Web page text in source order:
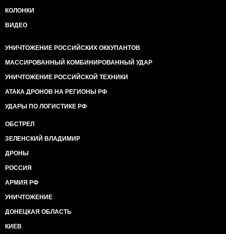
КОЛОНКИ
ВИДЕО
УНИЧТОЖЕНИЕ РОССИЙСКИХ ОККУПАНТОВ
МАССИРОВАННЫЙ КОМБИНИРОВАННЫЙ УДАР
УНИЧТОЖЕНИЕ РОССИЙСКОЙ ТЕХНИКИ
АТАКА ДРОНОВ НА РЕГИОНЫ РФ
УДАРЫ ПО ЛОГИСТИКЕ РФ
ОБСТРЕЛ
ЗЕЛЕНСКИЙ ВЛАДИМИР
ДРОНЫ
РОССИЯ
АРМИЯ РФ
УНИЧТОЖЕНИЕ
ДОНЕЦКАЯ ОБЛАСТЬ
КИЕВ